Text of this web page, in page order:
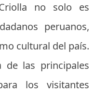
no solo es
peruanos,
cultural del país.
de las principales
los visitantes